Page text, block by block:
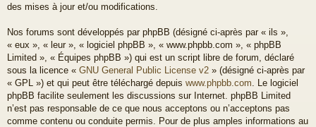
des mises à jour et/ou modifications.
Nos forums sont développés par phpBB (désigné ci-après par « ils »,
« eux », « leur », « logiciel phpBB », « www.phpbb.com », « phpBB
Limited », « Équipes phpBB ») qui est un script libre de forum, déclaré
sous la licence « GNU General Public License v2 » (désigné ci-après par
« GPL ») et qui peut être téléchargé depuis www.phpbb.com . Le logiciel
phpBB facilite seulement les discussions sur Internet. phpBB Limited
n’est pas responsable de ce que nous acceptons ou n’acceptons pas
comme contenu ou conduite permis. Pour de plus amples informations au